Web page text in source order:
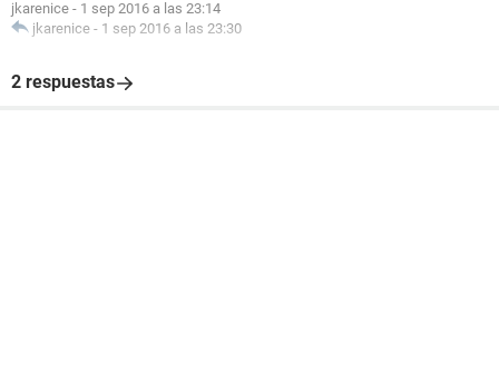
jkarenice - 1 sep 2016 a las 23:14
jkarenice - 1 sep 2016 a las 23:30
2 respuestas